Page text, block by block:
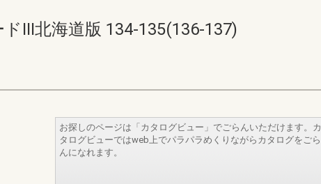
III北海道版 134-135(136-137)
お探しのページは「カタログビュー」でごらんいただけます。カ
タログビューではweb上でパラパラめくりながらカタログをごら
んになれます。